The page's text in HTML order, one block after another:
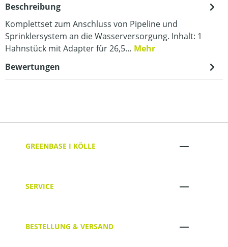
Beschreibung
Komplettset zum Anschluss von Pipeline und
Sprinklersystem an die Wasserversorgung. Inhalt: 1
Hahnstück mit Adapter für 26,5… Mehr
Bewertungen
GREENBASE I KÖLLE
SERVICE
BESTELLUNG & VERSAND